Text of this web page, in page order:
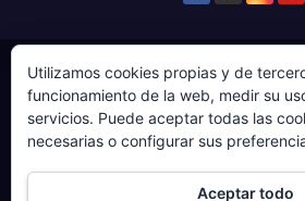
© Copyright 2024. Todos los
Web gestionada por
Guaje Visuals.
Sobre ‘Ḷḷena a esgaya’
Utilizamos cookies propias y de
funcionamiento de la web, medir su
servicios. Puede aceptar todas las
necesarias o configurar sus
Aceptar todo